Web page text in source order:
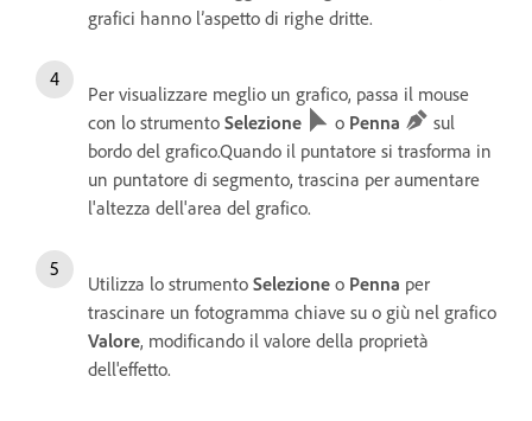
grafici hanno l’aspetto di righe dritte.
Per visualizzare meglio un grafico, passa il mouse
con lo strumento Selezione o Penna
sul
bordo del grafico.Quando il puntatore si trasforma in
un puntatore di segmento, trascina per aumentare
l'altezza dell'area del grafico.
Utilizza lo strumento Selezione o Penna per
trascinare un fotogramma chiave su o giù nel grafico
Valore, modificando il valore della proprietà
dell'effetto.